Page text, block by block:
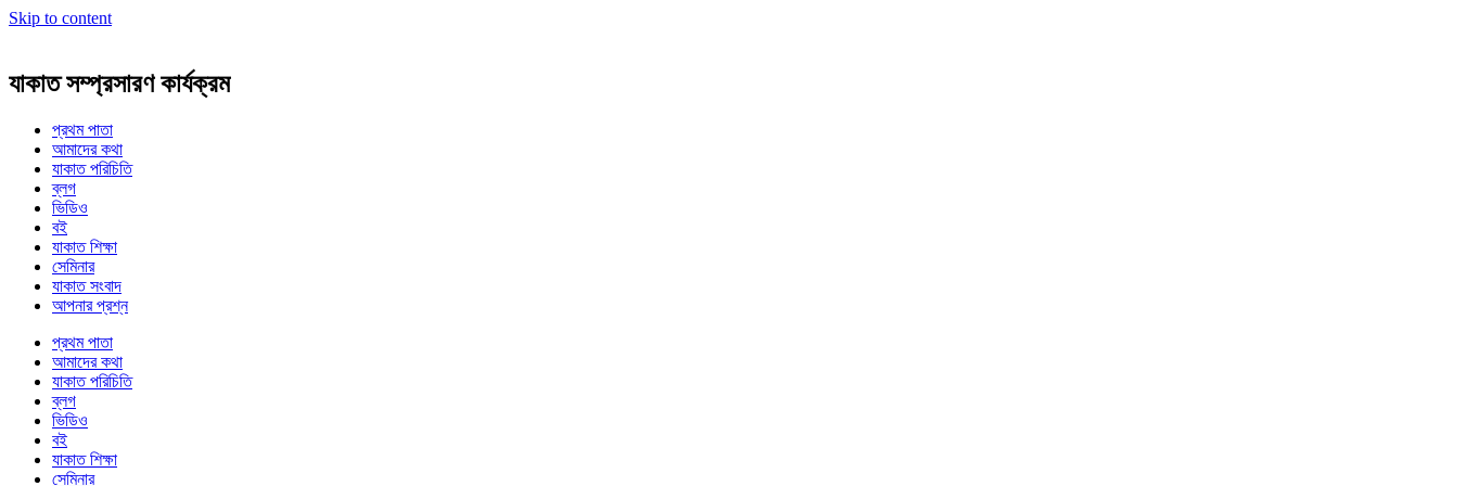
Skip to content
যাকাত সম্প্রসারণ কার্যক্রম
প্রথম পাতা
আমাদের কথা
যাকাত পরিচিতি
ব্লগ
ভিডিও
বই
যাকাত শিক্ষা
সেমিনার
যাকাত সংবাদ
আপনার প্রশ্ন
প্রথম পাতা
আমাদের কথা
যাকাত পরিচিতি
ব্লগ
ভিডিও
বই
যাকাত শিক্ষা
সেমিনার